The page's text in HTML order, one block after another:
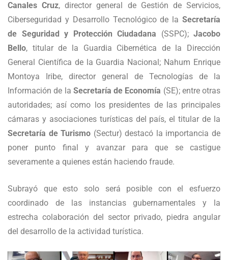
Canales Cruz, director general de Gestión de Servicios,
Ciberseguridad y Desarrollo Tecnológico de la Secretaría
de Seguridad y Protección Ciudadana (SSPC); Jacobo
Bello, titular de la Guardia Cibernética de la Dirección
General Científica de la Guardia Nacional; Nahum Enrique
Montoya Iribe, director general de Tecnologías de la
Información de la Secretaría de Economía (SE); entre otras
autoridades; así como los presidentes de las principales
cámaras y asociaciones turísticas del país, el titular de la
Secretaría de Turismo (Sectur) destacó la importancia de
poner punto final y avanzar para que se castigue
severamente a quienes están haciendo fraude.
Subrayó que esto solo será posible con el esfuerzo
coordinado de las instancias gubernamentales y la
estrecha colaboración del sector privado, piedra angular
del desarrollo de la actividad turística.